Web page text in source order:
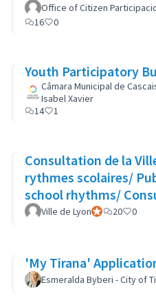
Office of Citizen
16
0
Youth Participatory
Câmara Municipal de
Isabel Xavier
14
1
Consultation de la
rythmes scolaires/
school rhythms/
escolares
Ville de LyonParticipant
20 0
Esmeralda Byberi - City of